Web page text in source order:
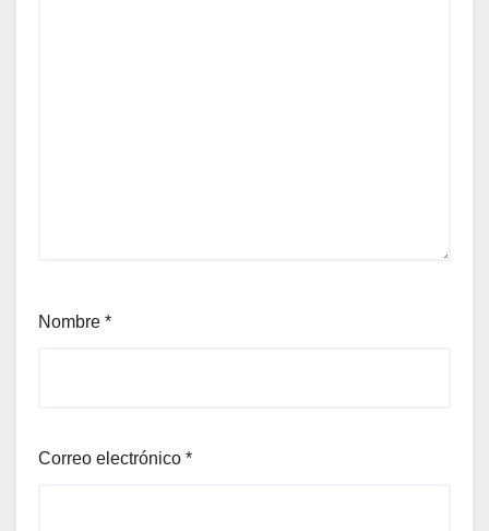
Nombre *
Correo electrónico *